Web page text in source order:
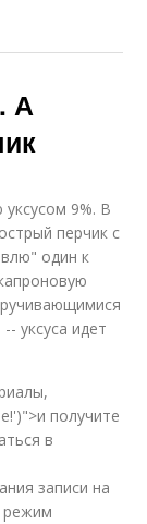
А
9%. В
перчик с
один к
уксуса идет
получите
в
записи на
режим